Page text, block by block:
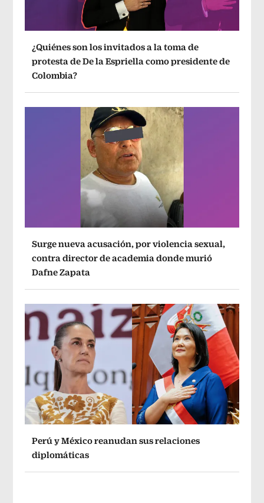
¿Quiénes son los invitados a la toma de
protesta de De la Espriella como presidente de
Colombia?
Surge nueva acusación, por violencia sexual,
contra director de academia donde murió
Dafne Zapata
Perú y México reanudan sus relaciones
diplomáticas